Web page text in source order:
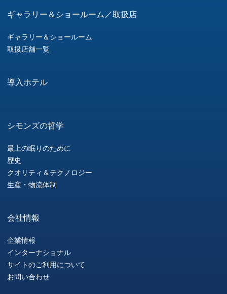
ギャラリー＆ショールーム／取扱店
ギャラリー＆ショールーム
取扱店舗一覧
導入ホテル
シモンズの哲学
最上の眠りのために
歴史
クオリティ＆テクノロジー
生産・物流体制
会社情報
企業情報
インターナショナル
サイトのご利用について
お問い合わせ